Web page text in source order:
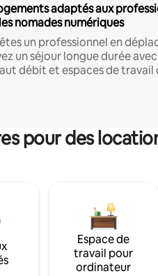
adaptés aux
nomades numériques
un professionnel en
un séjour longue durée
débit et espaces de travail
pour des
Espace de
travail pour
ordinateur